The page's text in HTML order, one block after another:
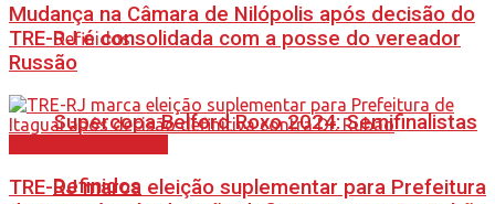
Supercopa Belford Roxo 2024: Semifinalistas
Definidos
Mudança na Câmara de Nilópolis após decisão do
TRE-RJ é consolidada com a posse do vereador
Russão
TRE-RJ marca eleição suplementar para Prefeitura